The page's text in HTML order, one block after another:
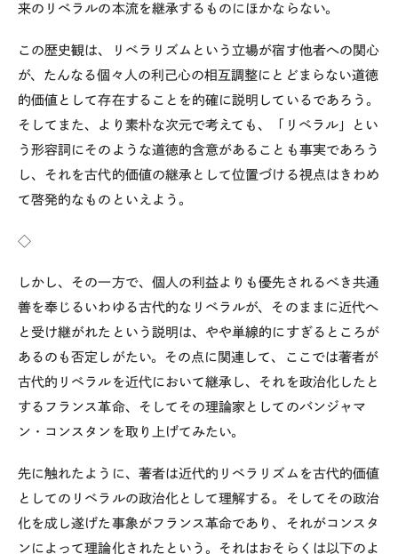
来のリベラルの本流を継承するものにほかならない。
この歴史観は、リベラリズムという立場が宿す他者への関心
が、たんなる個々人の利己心の相互調整にとどまらない道徳
的価値として存在することを的確に説明しているであろう。
そしてまた、より素朴な次元で考えても、「リベラル」とい
う形容詞にそのような道徳的含意があることも事実であろう
し、それを古代的価値の継承として位置づける視点はきわめ
て啓発的なものといえよう。
◇
しかし、その一方で、個人の利益よりも優先されるべき共通
善を奉じるいわゆる古代的なリベラルが、そのままに近代へ
と受け継がれたという説明は、やや単線的にすぎるところが
あるのも否定しがたい。その点に関連して、ここでは著者が
古代的リベラルを近代において継承し、それを政治化したと
するフランス革命、そしてその理論家としてのバンジャマ
ン・コンスタンを取り上げてみたい。
先に触れたように、著者は近代的リベラリズムを古代的価値
としてのリベラルの政治化として理解する。そしてその政治
化を成し遂げた事象がフランス革命であり、それがコンスタ
ンによって理論化されたという。それはおそらくは以下のよ